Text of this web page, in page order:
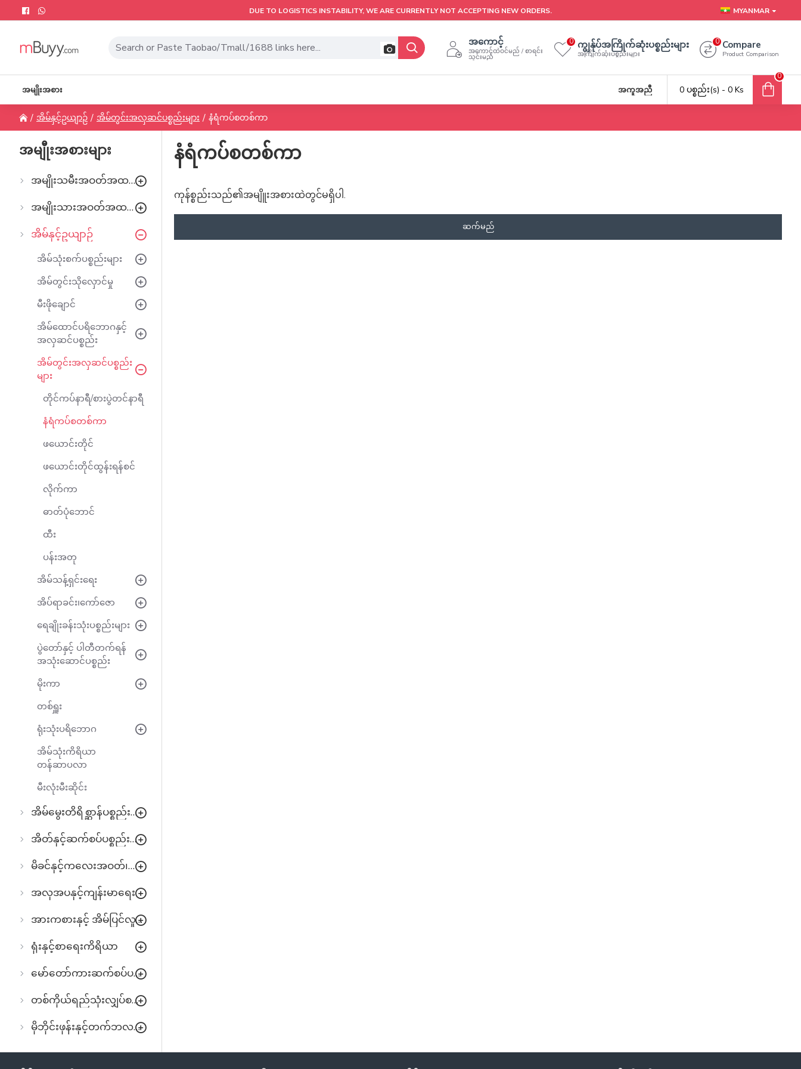
DUE TO LOGISTICS INSTABILITY, WE ARE CURRENTLY NOT ACCEPTING NEW ORDERS. MYANMAR
အကောင့်
အကောင့်ထဲဝင်မည် / စာရင်း
သွင်းမည်
ကျွန်ုပ်အကြိုက်ဆုံးပစ္စည်းများ
အကြိုက်ဆုံးပစ္စည်းများ
0 Compare
Product Comparison
0
အမျိုးအစား အကူအညီ 0 ပစ္စည်း(s) - 0 Ks
0
အိမ်နှင့်ဥယျာဉ် အိမ်တွင်းအလှဆင်ပစ္စည်းများ နံရံကပ်စတစ်ကာ
အမျီုးအစားများ
အမျိုးသမီးအဝတ်အထည်များ
အမျိုးသားအဝတ်အထည်များ
အိမ်နှင့်ဥယျာဉ်
အိမ်သုံးစက်ပစ္စည်းများ
အိမ်တွင်းသိုလှောင်မှု
မီးဖိုချောင်
အိမ်ထောင်ပရိဘောဂနှင့်
အလှဆင်ပစ္စည်း
အိမ်တွင်းအလှဆင်ပစ္စည်း
များ
တိုင်ကပ်နာရီ/စားပွဲတင်နာရီ
နံရံကပ်စတစ်ကာ
ဖယောင်းတိုင်
ဖယောင်းတိုင်ထွန်းရန်စင်
လိုက်ကာ
ဓာတ်ပုံဘောင်
ထီး
ပန်းအတု
အိမ်သန့်ရှင်းရေး
အိပ်ရာခင်း၊ကော်ဇော
ရေချိုးခန်းသုံးပစ္စည်းများ
ပွဲတော်နှင့် ပါတီတက်ရန်
အသုံးဆောင်ပစ္စည်း
မိုးကာ
တစ်ရှူး
ရုံးသုံးပရိဘောဂ
အိမ်သုံးကိရိယာ
တန်ဆာပလာ
မီးလုံးမီးဆိုင်း
အိမ်မွေးတိရိစ္ဆာန်ပစ္စည်းများ
အိတ်နှင့်ဆက်စပ်ပစ္စည်းများ
မိခင်နှင့်ကလေးအဝတ်၊အသုံးအဆောင်
အလှအပနှင့်ကျန်းမာရေး
အားကစားနှင့် အိမ်ပြင်လှုပ်ရှားမှု
ရုံးနှင့်စာရေးကိရိယာ
မော်တော်ကားဆက်စပ်ပစ္စည်းများ
တစ်ကိုယ်ရည်သုံးလျှပ်စစ်ပစ္စည်းများ
မိုဘိုင်းဖုန်းနှင့်တက်ဘလက်
နံရံကပ်စတစ်ကာ
ကုန်စ္စည်းသည်၏အမျိူးအစားထဲတွင်မရှိပါ.
ဆက်မည်